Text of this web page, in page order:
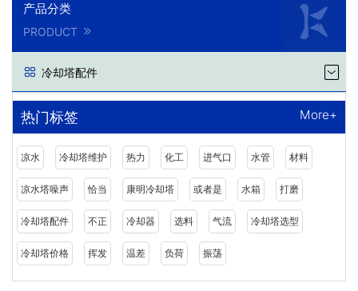
产品分类
PRODUCT
冷却塔配件
热门标签 More+
凉水 冷却塔维护 热力 化工 进气口 水管 材料
凉水塔噪声 恰当 康明冷却塔 或者是 水箱 打磨
冷却塔配件 不正 冷却器 选料 气流 冷却塔选型
冷却塔价格 挥发 温差 负荷 振荡